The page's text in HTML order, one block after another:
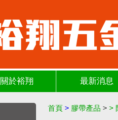
關於裕翔 最新消息
首頁 > 膠帶產品 > >